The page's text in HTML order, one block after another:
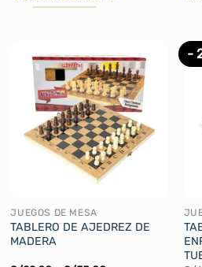
era:
JUEGOS DE MESA
TABLERO DE AJEDREZ DE
MADERA
-